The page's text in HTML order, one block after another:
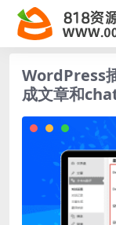
WordPress
成文章和